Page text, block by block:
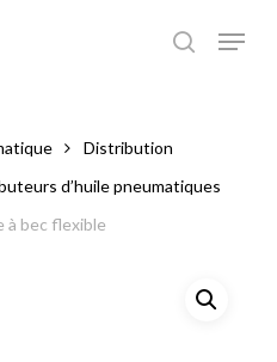
Distribution
d’huile pneumatiques
à bec flexible